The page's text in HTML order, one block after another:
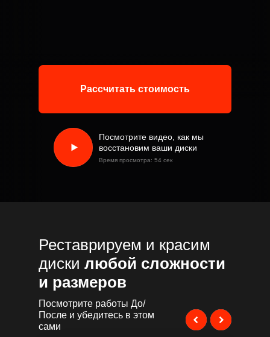
Рассчитать стоимость
Посмотрите видео, как мы
восстановим ваши диски
Время просмотра: 54 сек
Реставрируем и красим
диски любой сложности
и размеров
Посмотрите работы До/
После и убедитесь в этом
сами